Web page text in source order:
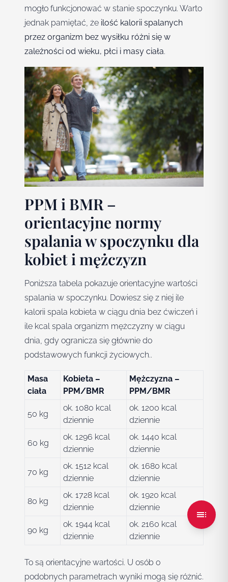
mogło funkcjonować w stanie spoczynku. Warto
jednak pamiętać, że ilość kalorii spalanych
przez organizm bez wysiłku różni się w
zależności od wieku, płci i masy ciała.
PPM i BMR –
orientacyjne normy
spalania w spoczynku dla
kobiet i mężczyzn
Poniższa tabela pokazuje orientacyjne wartości
spalania w spoczynku. Dowiesz się z niej ile
kalorii spala kobieta w ciągu dnia bez ćwiczeń i
ile kcal spala organizm mężczyzny w ciągu
dnia, gdy ogranicza się głównie do
podstawowych funkcji życiowych..
Masa
ciała
Kobieta –
PPM/BMR
Mężczyzna –
PPM/BMR
50 kg
ok. 1080 kcal
dziennie
ok. 1200 kcal
dziennie
60 kg
ok. 1296 kcal
dziennie
ok. 1440 kcal
dziennie
70 kg
ok. 1512 kcal
dziennie
ok. 1680 kcal
dziennie
80 kg
ok. 1728 kcal
dziennie
ok. 1920 kcal
dziennie
90 kg
ok. 1944 kcal
dziennie
ok. 2160 kcal
dziennie
To są orientacyjne wartości. U osób o
podobnych parametrach wyniki mogą się różnić.